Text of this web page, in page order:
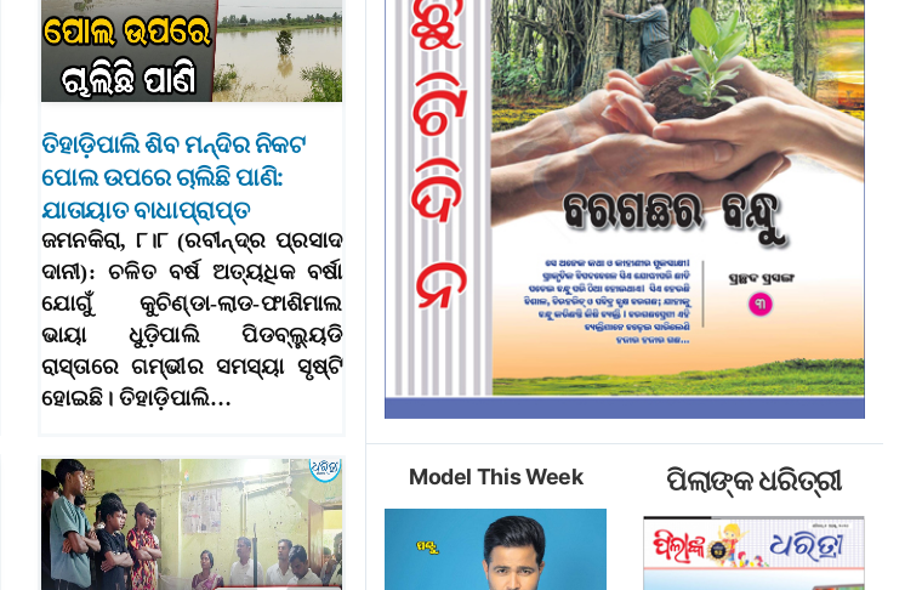
ତିହାଡ଼ିପାଲି ଶିବ ମନ୍ଦିର ନିକଟ
ପୋଲ ଉପରେ ଚାଲିଛି ପାଣି:
ଯାତାୟାତ ବାଧାପ୍ରାପ୍ତ
ଜମନକିରା, ୮।୮ (ରବୀନ୍ଦ୍ର ପ୍ରସାଦ
ଦାନୀ): ଚଳିତ ବର୍ଷ ଅତ୍ୟଧିକ ବର୍ଷା
ଯୋଗୁଁ କୁଚିଣ୍ଡା-ଲାଡ-ଫାଶିମାଲ
ଭାୟା ଧୁଡ଼ିପାଲି ପିଡବ୍ଲ୍ୟୁଡି
ରାସ୍ତାରେ ଗମ୍ଭୀର ସମସ୍ୟା ସୃଷ୍ଟି
ହୋଇଛି। ତିହାଡ଼ିପାଲି…
Model This Week ପିଲାଙ୍କ ଧରିତ୍ରୀ